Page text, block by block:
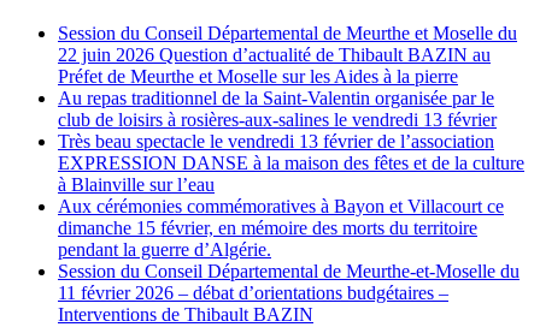
Session du Conseil Départemental de Meurthe et Moselle du
22 juin 2026 Question d’actualité de Thibault BAZIN au
Préfet de Meurthe et Moselle sur les Aides à la pierre
Au repas traditionnel de la Saint-Valentin organisée par le
club de loisirs à rosières-aux-salines le vendredi 13 février
Très beau spectacle le vendredi 13 février de l’association
EXPRESSION DANSE à la maison des fêtes et de la culture
à Blainville sur l’eau
Aux cérémonies commémoratives à Bayon et Villacourt ce
dimanche 15 février, en mémoire des morts du territoire
pendant la guerre d’Algérie.
Session du Conseil Départemental de Meurthe-et-Moselle du
11 février 2026 – débat d’orientations budgétaires –
Interventions de Thibault BAZIN